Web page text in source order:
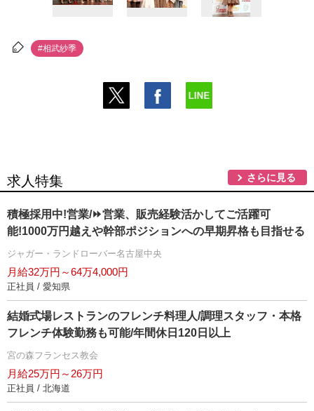
#相武紗季
求人特集 さらに見る
積極採用中!営業/⏩️営業、販売経験活かしてご活躍可
能!1000万円越えや幹部ポジションへの早期昇格も目指せる
ジャガー・ランドローバー名古屋中央
月給32万円～64万4,000円
正社員 / 愛知県
結婚式場レストランのフレンチ料理人/調理スタッフ・本格
フレンチ体験勤務も可能/年間休日120日以上
宮の森フランセス教会
月給25万円～26万円
正社員 / 北海道